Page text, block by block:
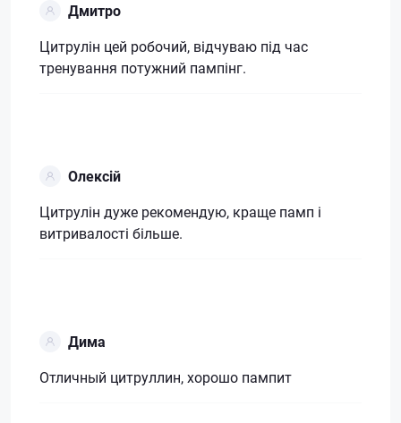
Дмитро
Цитрулін цей робочий, відчуваю під час
тренування потужний пампінг.
Олексій
Цитрулін дуже рекомендую, краще памп і
витривалості більше.
Дима
Отличный цитруллин, хорошо пампит